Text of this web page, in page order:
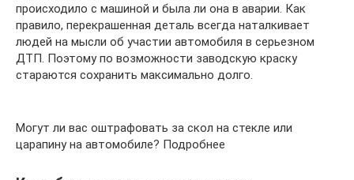
происходило с машиной и была ли она в аварии. Как
правило, перекрашенная деталь всегда наталкивает
людей на мысли об участии автомобиля в серьезном
ДТП. Поэтому по возможности заводскую краску
стараются сохранить максимально долго.
Могут ли вас оштрафовать за скол на стекле или
царапину на автомобиле? Подробнее